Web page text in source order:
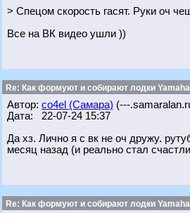
> Спецом скорость гасят. Руки оч
Все на ВК видео ушли ))
Re: Как формуют и собирают лодки Yamaha
Автор: co4el (Самара) (---
Дата: 22-07-24 15:37
Да хз. Лично я с вк не оч дружу.
месяц назад (и реально стал
Re: Как формуют и собирают лодки Yamaha